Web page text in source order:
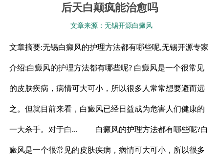
后天白颠疯能治愈吗
文章来源：无锡开源白癜风
文章摘要:无锡白癜风的护理方法都有哪些呢,无锡开源专家
介绍:白癜风的护理方法都有哪些呢? 白癜风是一个很常见
的皮肤疾病，病情可大可小，所以很多人常常想要避而远
之。但就目前来看，白癜风已经日益成为危害人们健康的
一大杀手。对于白... 白癜风的护理方法都有哪些呢?白
癜风是一个很常见的皮肤疾病，病情可大可小，所以很多